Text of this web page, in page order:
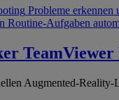
Probleme erkennen
Routine-Aufgaben
Augmented-Reality-